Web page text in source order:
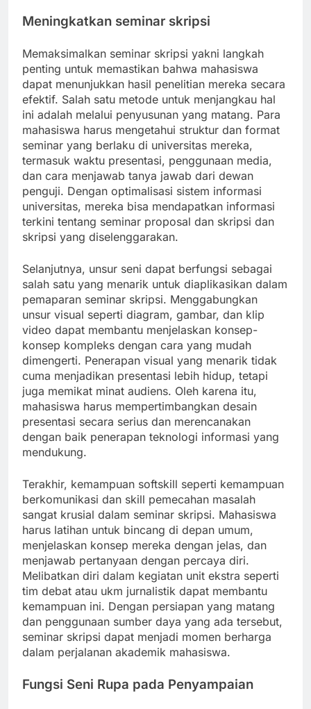
Meningkatkan seminar skripsi
Memaksimalkan seminar skripsi yakni langkah
penting untuk memastikan bahwa mahasiswa
dapat menunjukkan hasil penelitian mereka secara
efektif. Salah satu metode untuk menjangkau hal
ini adalah melalui penyusunan yang matang. Para
mahasiswa harus mengetahui struktur dan format
seminar yang berlaku di universitas mereka,
termasuk waktu presentasi, penggunaan media,
dan cara menjawab tanya jawab dari dewan
penguji. Dengan optimalisasi sistem informasi
universitas, mereka bisa mendapatkan informasi
terkini tentang seminar proposal dan skripsi dan
skripsi yang diselenggarakan.
Selanjutnya, unsur seni dapat berfungsi sebagai
salah satu yang menarik untuk diaplikasikan dalam
pemaparan seminar skripsi. Menggabungkan
unsur visual seperti diagram, gambar, dan klip
video dapat membantu menjelaskan konsep-
konsep kompleks dengan cara yang mudah
dimengerti. Penerapan visual yang menarik tidak
cuma menjadikan presentasi lebih hidup, tetapi
juga memikat minat audiens. Oleh karena itu,
mahasiswa harus mempertimbangkan desain
presentasi secara serius dan merencanakan
dengan baik penerapan teknologi informasi yang
mendukung.
Terakhir, kemampuan softskill seperti kemampuan
berkomunikasi dan skill pemecahan masalah
sangat krusial dalam seminar skripsi. Mahasiswa
harus latihan untuk bincang di depan umum,
menjelaskan konsep mereka dengan jelas, dan
menjawab pertanyaan dengan percaya diri.
Melibatkan diri dalam kegiatan unit ekstra seperti
tim debat atau ukm jurnalistik dapat membantu
kemampuan ini. Dengan persiapan yang matang
dan penggunaan sumber daya yang ada tersebut,
seminar skripsi dapat menjadi momen berharga
dalam perjalanan akademik mahasiswa.
Fungsi Seni Rupa pada Penyampaian